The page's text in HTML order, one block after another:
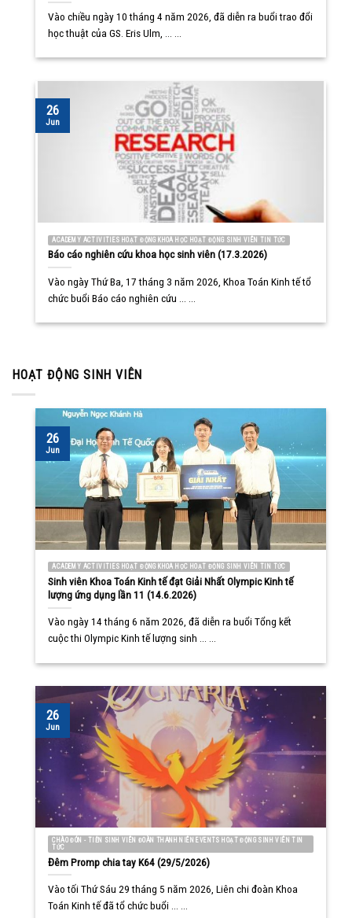
Vào chiều ngày 10 tháng 4 năm 2026, đã diễn ra buổi trao đổi
học thuật của GS. Eris Ulm, ... ...
ACADEMY ACTIVITIES HOẠT ĐỘNG KHOA HỌC HOẠT ĐỘNG SINH VIÊN TIN TỨC
Báo cáo nghiên cứu khoa học sinh viên (17.3.2026)
Vào ngày Thứ Ba, 17 tháng 3 năm 2026, Khoa Toán Kinh tế tổ
chức buổi Báo cáo nghiên cứu ... ...
26
Jun
HOẠT ĐỘNG SINH VIÊN
ACADEMY ACTIVITIES HOẠT ĐỘNG KHOA HỌC HOẠT ĐỘNG SINH VIÊN TIN TỨC
Sinh viên Khoa Toán Kinh tế đạt Giải Nhất Olympic Kinh tế
lượng ứng dụng lần 11 (14.6.2026)
Vào ngày 14 tháng 6 năm 2026, đã diễn ra buổi Tổng kết
cuộc thi Olympic Kinh tế lượng sinh ... ...
26
Jun
CHÀO ĐÓN - TIỄN SINH VIÊN ĐOÀN THANH NIÊN EVENTS HOẠT ĐỘNG SINH VIÊN TIN
TỨC
Đêm Promp chia tay K64 (29/5/2026)
Vào tối Thứ Sáu 29 tháng 5 năm 2026, Liên chi đoàn Khoa
Toán Kinh tế đã tổ chức buổi ... ...
26
Jun